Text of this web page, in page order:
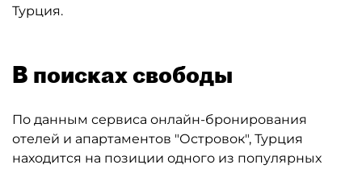
Турция.
В поисках свободы
По данным сервиса онлайн-бронирования
отелей и апартаментов "Островок", Турция
находится на позиции одного из популярных